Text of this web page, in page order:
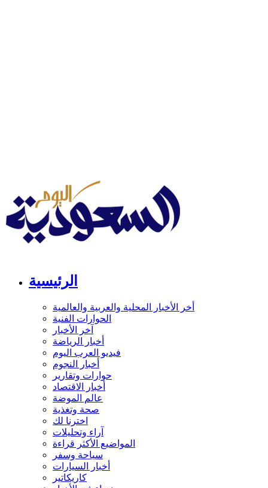
الرئيسية
أخر الأخبار المحلية والعربية والعالمية
الحوارات الفنية
آخر الأخبار
أخبار الرياضة
فيديو العرب اليوم
أخبار النجوم
حوارات وتقارير
أخبار الاقتصاد
عالم الموضة
صحة وتغذية
اخترنا لك
آراء وتحليلات
المواضيع الأكثر قراءة
سياحة وسفر
أخبار السيارات
كاريكاتير